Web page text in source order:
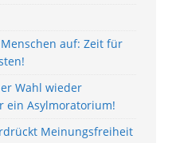
auf: Zeit für
Wahl wieder
ein Asylmoratorium!
Meinungsfreiheit